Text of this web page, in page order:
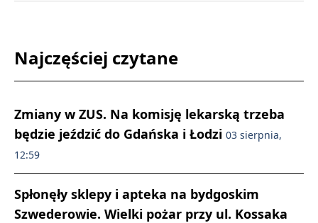
Najczęściej czytane
Zmiany w ZUS. Na komisję lekarską trzeba
będzie jeździć do Gdańska i Łodzi 03 sierpnia,
12:59
Spłonęły sklepy i apteka na bydgoskim
Szwederowie. Wielki pożar przy ul. Kossaka